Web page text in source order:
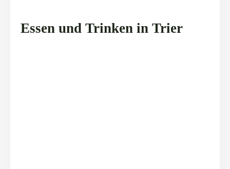
Essen und Trinken in Trier